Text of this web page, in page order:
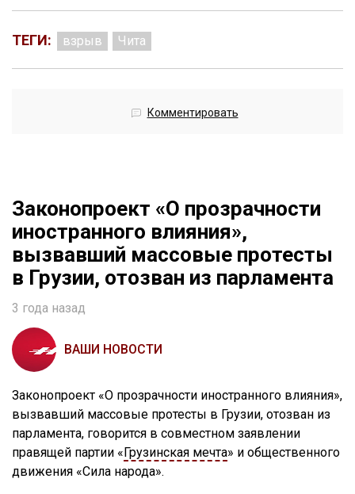
ТЕГИ: взрыв Чита
Комментировать
Законопроект «О прозрачности
иностранного влияния»,
вызвавший массовые протесты
в Грузии, отозван из парламента
3 года назад
ВАШИ НОВОСТИ
Законопроект «О прозрачности иностранного влияния»,
вызвавший массовые протесты в Грузии, отозван из
парламента, говорится в совместном заявлении
правящей партии « Грузинская мечта» и общественного
движения «Сила народа».